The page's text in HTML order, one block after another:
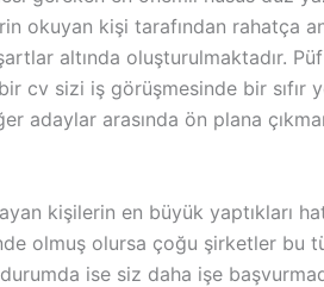
okuyan kişi tarafından rahatça
altında oluşturulmaktadır. Püf
bir cv sizi iş görüşmesinde bir sıfır
adaylar arasında ön plana
kişilerin en büyük yaptıkları
olmuş olursa çoğu şirketler bu
ise siz daha işe